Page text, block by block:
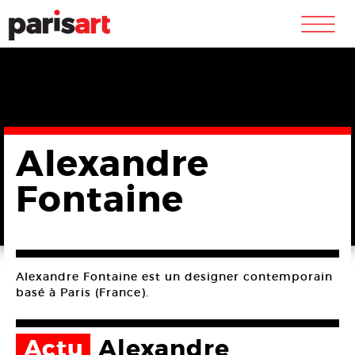
m
Alexandre
Fontaine
Alexandre Fontaine est un designer contemporain
basé à Paris (France).
Actu Alexandre